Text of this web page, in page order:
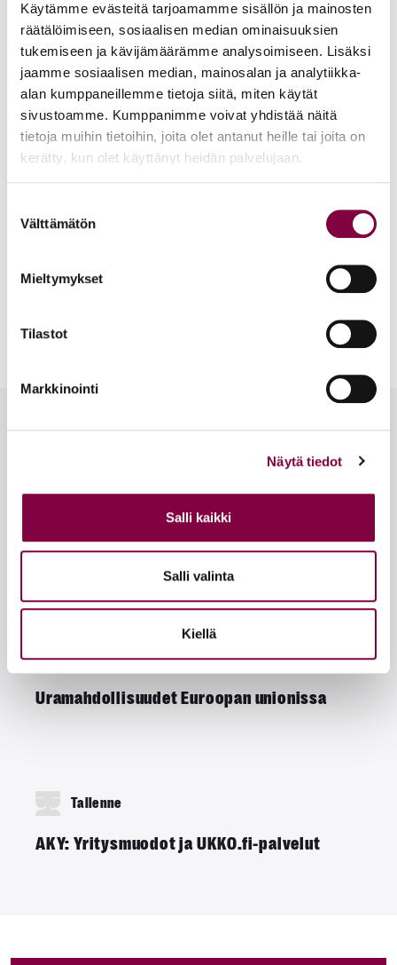
Käytämme evästeitä tarjoamamme sisällön ja mainosten
räätälöimiseen, sosiaalisen median ominaisuuksien
tukemiseen ja kävijämäärämme analysoimiseen. Lisäksi
jaamme sosiaalisen median, mainosalan ja analytiikka-
alan kumppaneillemme tietoja siitä, miten käytät
sivustoamme. Kumppanimme voivat yhdistää näitä
tietoja muihin tietoihin, joita olet antanut heille tai joita on
kerätty, kun olet käyttänyt heidän palvelujaan.
valinta
Välttämätön
Mieltymykset
Tilastot
Markkinointi
Näytä tiedot
Salli kaikki
Salli valinta
Kiellä
Jatkuva
Valmistaudu työhaastatteluun (2026)
Howspace -oppimisalusta
Juristien työnhaun verkkovalmennus (2026)
Howspace -oppimisalusta
Tallenteet KAIKKI TALLENTEET
Tuomioistuinharjoittelu
Tallenne
Uramahdollisuudet Euroopan unionissa
Tallenne
AKY: Yritysmuodot ja UKKO.fi-palvelut